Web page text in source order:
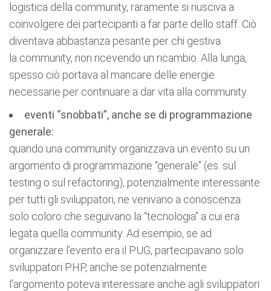
logistica della community, raramente si riusciva a
coinvolgere dei partecipanti a far parte dello staff. Ciò
diventava abbastanza pesante per chi gestiva
la community, non ricevendo un ricambio. Alla lunga,
spesso ciò portava al mancare delle energie
necessarie per continuare a dar vita alla community.
eventi “snobbati”, anche se di programmazione
generale:
quando una community organizzava un evento su un
argomento di programmazione “generale” (es. sul
testing o sul refactoring), potenzialmente interessante
per tutti gli sviluppatori, ne venivano a conoscenza
solo coloro che seguivano la “tecnologia” a cui era
legata quella community. Ad esempio, se ad
organizzare l’evento era il PUG, partecipavano solo
sviluppatori PHP, anche se potenzialmente
l’argomento poteva interessare anche agli sviluppatori